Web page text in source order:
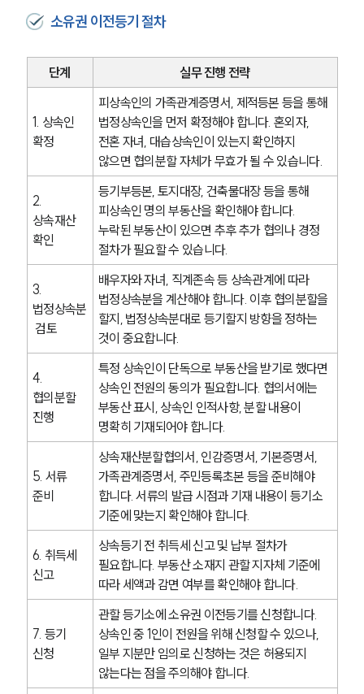
소유권 이전등기 절차
단계 실무 진행 전략
1. 상속인
확정
피상속인의 가족관계증명서, 제적등본 등을 통해
법정상속인을 먼저 확정해야 합니다. 혼외자,
전혼 자녀, 대습상속인이 있는지 확인하지
않으면 협의분할 자체가 무효가 될 수 있습니다.
2.
상속재산
확인
등기부등본, 토지대장, 건축물대장 등을 통해
피상속인 명의 부동산을 확인해야 합니다.
누락된 부동산이 있으면 추후 추가 협의나 경정
절차가 필요할 수 있습니다.
3.
법정상속분
검토
배우자와 자녀, 직계존속 등 상속관계에 따라
법정상속분을 계산해야 합니다. 이후 협의분할을
할지, 법정상속분대로 등기할지 방향을 정하는
것이 중요합니다.
4.
협의분할
진행
특정 상속인이 단독으로 부동산을 받기로 했다면
상속인 전원의 동의가 필요합니다. 협의서에는
부동산 표시, 상속인 인적사항, 분할 내용이
명확히 기재되어야 합니다.
5. 서류
준비
상속재산분할협의서, 인감증명서, 기본증명서,
가족관계증명서, 주민등록초본 등을 준비해야
합니다. 서류의 발급 시점과 기재 내용이 등기소
기준에 맞는지 확인해야 합니다.
6. 취득세
신고
상속등기 전 취득세 신고 및 납부 절차가
필요합니다. 부동산 소재지 관할 지자체 기준에
따라 세액과 감면 여부를 확인해야 합니다.
7. 등기
신청
관할 등기소에 소유권 이전등기를 신청합니다.
상속인 중 1인이 전원을 위해 신청할 수 있으나,
일부 지분만 임의로 신청하는 것은 허용되지
않는다는 점을 주의해야 합니다.